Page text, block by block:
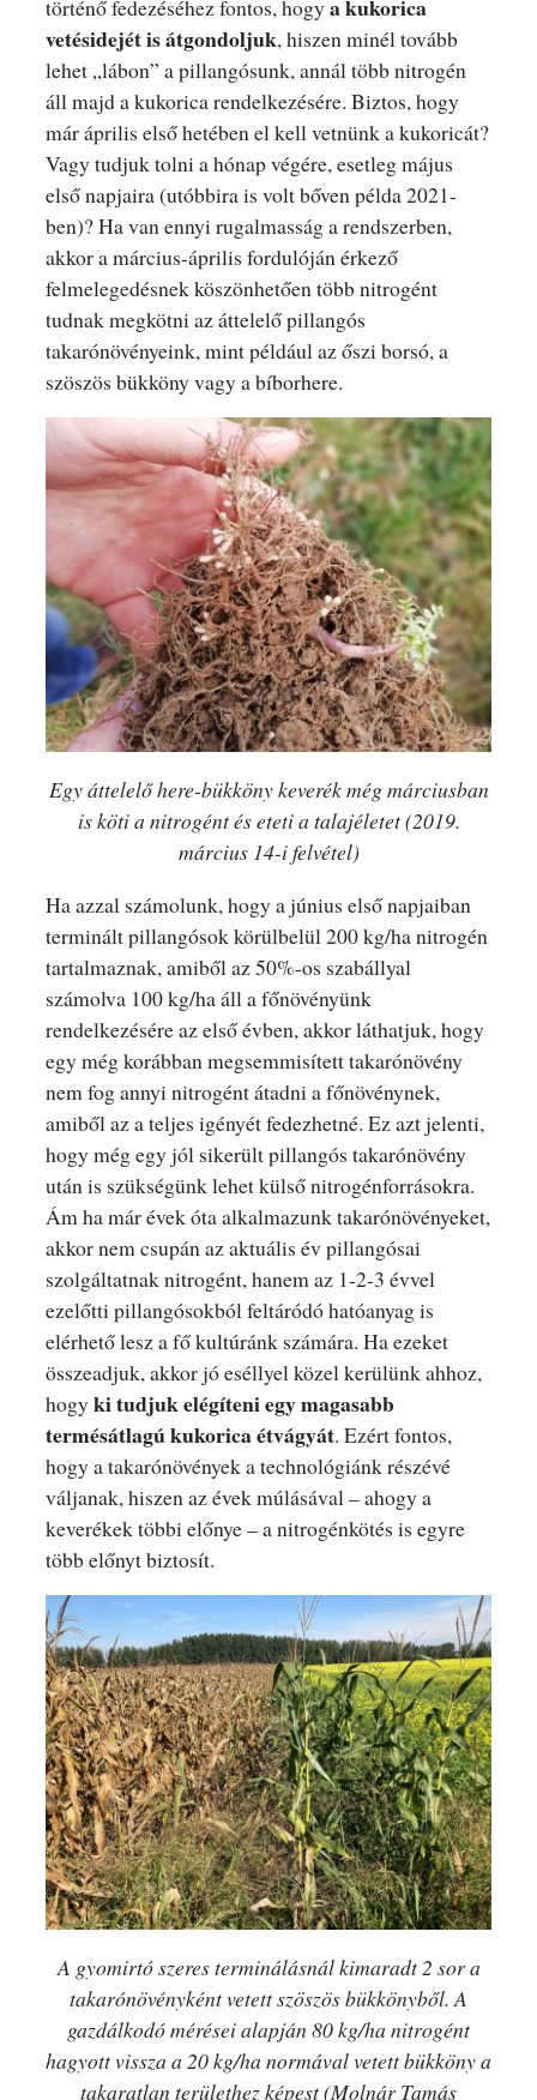
történő fedezéséhez fontos, hogya kukorica
vetésidejét is átgondoljuk, hiszen minél tovább
lehet „lábon” a pillangósunk, annál több nitrogén
áll majd a kukorica rendelkezésére. Biztos, hogy
már április első hetében el kell vetnünk a kukoricát?
Vagy tudjuk tolni a hónap végére, esetleg május
első napjaira (utóbbira is volt bőven példa 2021-
ben)? Ha van ennyi rugalmasság a rendszerben,
akkor a március-április fordulóján érkező
felmelegedésnek köszönhetően több nitrogént
tudnak megkötni az áttelelő pillangós
takarónövényeink, mint például az őszi borsó, a
szöszös bükköny vagy a bíborhere.
Egy áttelelő here-bükköny keverék még márciusban
is köti a nitrogént és eteti a talajéletet (2019.
március 14-i felvétel)
Ha azzal számolunk, hogy a június első napjaiban
terminált pillangósok körülbelül 200 kg/ha nitrogén
tartalmaznak, amiből az 50%-os szabállyal
számolva 100 kg/ha áll a főnövényünk
rendelkezésére az első évben, akkor láthatjuk, hogy
egy még korábban megsemmisített takarónövény
nem fog annyi nitrogént átadni a főnövénynek,
amiből az a teljes igényét fedezhetné. Ez azt jelenti,
hogy még egy jól sikerült pillangós takarónövény
után is szükségünk lehet külső nitrogénforrásokra.
Ám ha már évek óta alkalmazunk takarónövényeket,
akkor nem csupán az aktuális év pillangósai
szolgáltatnak nitrogént, hanem az 1-2-3 évvel
ezelőtti pillangósokból feltáródó hatóanyag is
elérhető lesz a fő kultúránk számára. Ha ezeket
összeadjuk, akkor jó eséllyel közel kerülünk ahhoz,
hogyki tudjuk elégíteni egy magasabb
termésátlagú kukorica étvágyát. Ezért fontos,
hogy a takarónövények a technológiánk részévé
váljanak, hiszen az évek múlásával – ahogy a
keverékek többi előnye – a nitrogénkötés is egyre
több előnyt biztosít.
A gyomirtó szeres terminálásnál kimaradt 2 sor a
takarónövényként vetett szöszös bükkönyből. A
gazdálkodó mérései alapján 80 kg/ha nitrogént
hagyott vissza a 20 kg/ha normával vetett bükköny a
takaratlan területhez képest (Molnár Tamás